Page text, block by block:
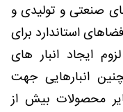
صنعتی و تولیدی و
استاندارد برای
ایجاد انبار های
انبارهایی جهت
محصولات بیش از